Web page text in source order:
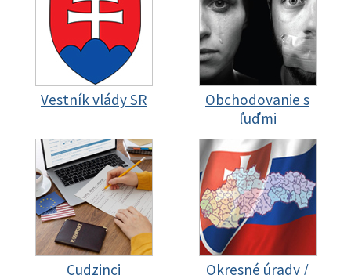
Vestník vlády SR
Obchodovanie s
ľuďmi
Cudzinci
Okresné úrady /